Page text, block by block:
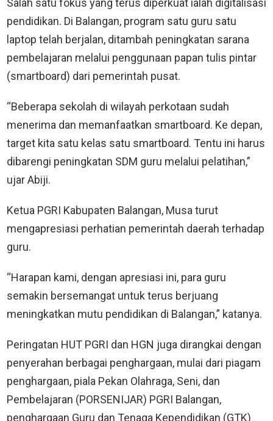
Salah satu fokus yang terus diperkuat ialah digitalisasi
pendidikan. Di Balangan, program satu guru satu
laptop telah berjalan, ditambah peningkatan sarana
pembelajaran melalui penggunaan papan tulis pintar
(smartboard) dari pemerintah pusat.
“Beberapa sekolah di wilayah perkotaan sudah
menerima dan memanfaatkan smartboard. Ke depan,
target kita satu kelas satu smartboard. Tentu ini harus
dibarengi peningkatan SDM guru melalui pelatihan,”
ujar Abiji.
Ketua PGRI Kabupaten Balangan, Musa turut
mengapresiasi perhatian pemerintah daerah terhadap
guru.
“Harapan kami, dengan apresiasi ini, para guru
semakin bersemangat untuk terus berjuang
meningkatkan mutu pendidikan di Balangan,” katanya.
Peringatan HUT PGRI dan HGN juga dirangkai dengan
penyerahan berbagai penghargaan, mulai dari piagam
penghargaan, piala Pekan Olahraga, Seni, dan
Pembelajaran (PORSENIJAR) PGRI Balangan,
penghargaan Guru dan Tenaga Kependidikan (GTK)